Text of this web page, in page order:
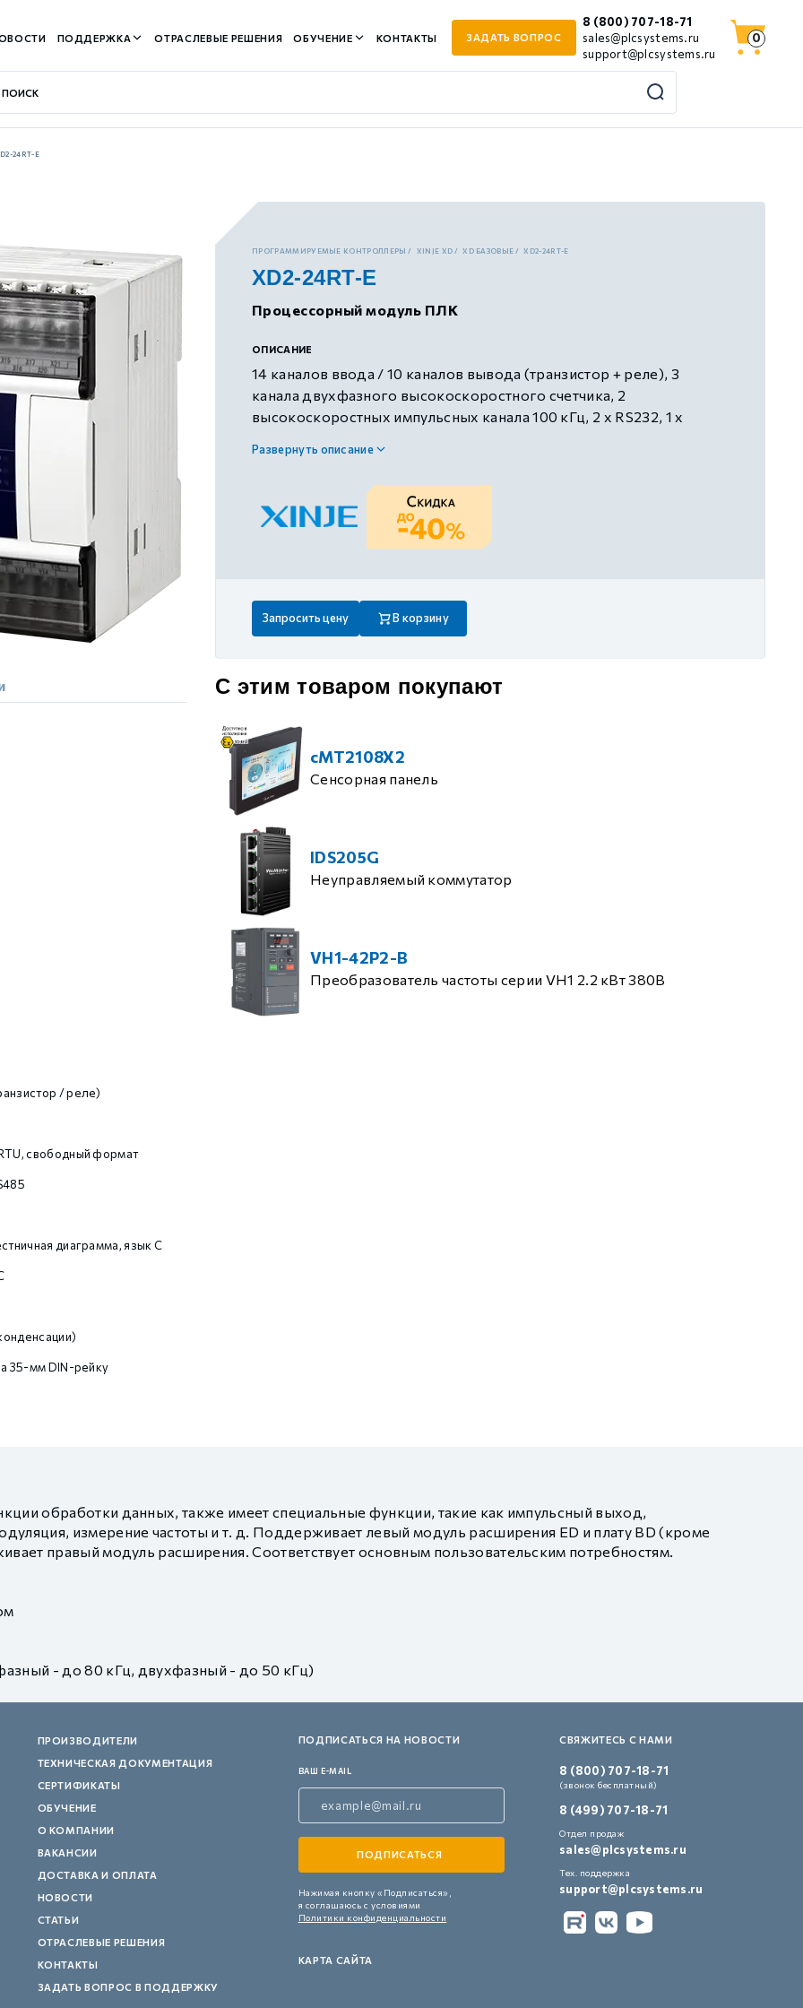
ПОДДЕРЖКА ОТРАСЛЕВЫЕ РЕШЕНИЯ ОБУЧЕНИЕ КОНТАКТЫ ЗАДАТЬ ВОПРОС
8 (800) 707-18-71
sales@plcsystems.ru
support@plcsystems.ru
0
24RT-E
ПРОГРАММИРУЕМЫЕ КОНТРОЛЛЕРЫ XINJE XD XD БАЗОВЫЕ XD2-24RT-E
XD2-24RT-E
Процессорный модуль ПЛК
ОПИСАНИЕ
14 каналов ввода / 10 каналов вывода (транзистор + реле), 3
канала двухфазного высокоскоростного счетчика, 2
высокоскоростных импульсных канала 100 кГц, 2 х RS232, 1 х
Развернуть описание
Запросить цену В корзину
/ реле)
свободный формат
диаграмма, язык С
35-мм DIN-рейку
С этим товаром покупают
cMT2108X2
Сенсорная панель
IDS205G
Неуправляемый коммутатор
VH1-42P2-B
Преобразователь частоты серии VH1 2.2 кВт 380В
обработки данных, также имеет специальные функции, такие как импульсный выход,
измерение частоты и т. д. Поддерживает левый модуль расширения ED и плату BD (кроме
правый модуль расширения. Соответствует основным пользовательским потребностям.
- до 80 кГц, двухфазный - до 50 кГц)
ПРОИЗВОДИТЕЛИ
ТЕХНИЧЕСКАЯ ДОКУМЕНТАЦИЯ
СЕРТИФИКАТЫ
ОБУЧЕНИЕ
О КОМПАНИИ
ВАКАНСИИ
ДОСТАВКА И ОПЛАТА
НОВОСТИ
СТАТЬИ
ОТРАСЛЕВЫЕ РЕШЕНИЯ
КОНТАКТЫ
ЗАДАТЬ ВОПРОС В ПОДДЕРЖКУ
ПОДПИСАТЬСЯ НА НОВОСТИ
ВАШ E-MAIL
Нажимая кнопку «Подписаться»,
я соглашаюсь с условиями
Политики конфиденциальности
КАРТА САЙТА
СВЯЖИТЕСЬ С НАМИ
8 (800) 707-18-71
(звонок бесплатный)
8 (499) 707-18-71
Отдел продаж
sales@plcsystems.ru
Тех. поддержка
support@plcsystems.ru
контуром)
с разомкнутым контуром)
контуром)